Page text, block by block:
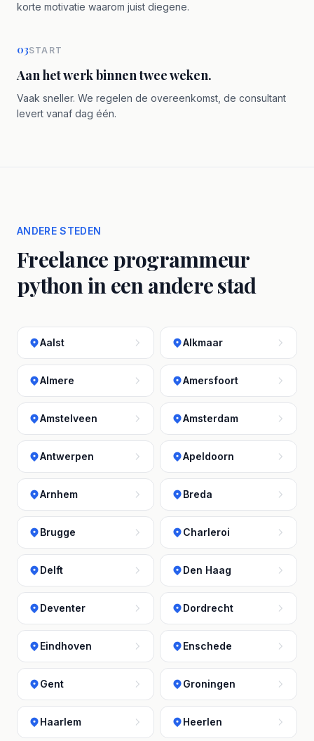
korte motivatie waarom juist diegene.
03START
Aan het werk binnen twee weken.
Vaak sneller. We regelen de overeenkomst, de consultant
levert vanaf dag één.
ANDERE STEDEN
Freelance programmeur
python in een andere stad
Aalst Alkmaar
Almere Amersfoort
Amstelveen Amsterdam
Antwerpen Apeldoorn
Arnhem Breda
Brugge Charleroi
Delft Den Haag
Deventer Dordrecht
Eindhoven Enschede
Gent Groningen
Haarlem Heerlen